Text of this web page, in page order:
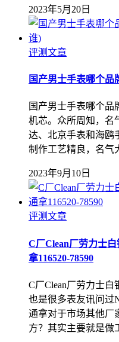
2023年5月20日
评测文章
国产男士手表哪个品
国产男士手表哪个品
机芯。众所周知，名
达、北京手表和海鸥
制作工艺精良，名气
2023年9月10日
评测文章
C厂Clean厂劳力士
拿116520-78590
C厂Clean厂劳力士
也是很多表友讯问过
通拿对于市场其他厂
方？其实主要就是做